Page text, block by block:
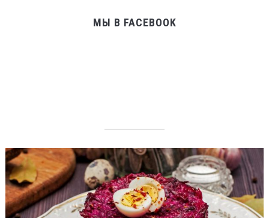
МЫ В FACEBOOK